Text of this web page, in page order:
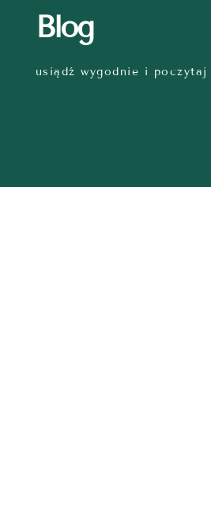
Blog
usiądź wygodnie i poczytaj